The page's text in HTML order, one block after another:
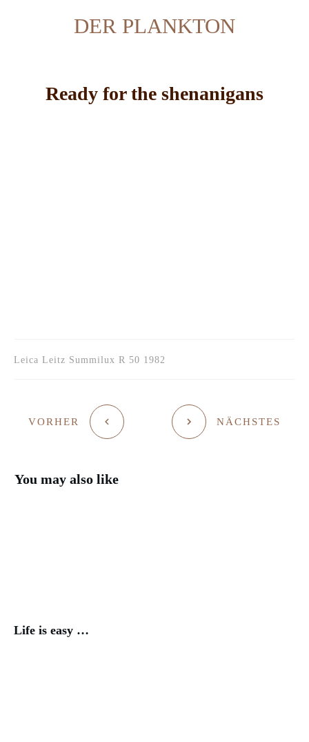
DER PLANKTON
Ready for the shenanigans
Leica Leitz Summilux R 50 1982
VORHER NÄCHSTES
You may also like
Life is easy …